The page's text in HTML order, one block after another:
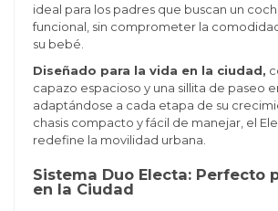
ideal para los padres que buscan un
funcional, sin comprometer la
su bebé.
Diseñado para la vida en la ciudad,
capazo espacioso y una sillita de paseo
adaptándose a cada etapa de su
chasis compacto y fácil de manejar, el
redefine la movilidad urbana.
Sistema Duo Electa: Perfecto
en la Ciudad